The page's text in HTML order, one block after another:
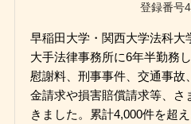
登録番号
早稲田大学・関西大学法科大
大手法律事務所に6年半勤務
慰謝料、刑事事件、交通事故
金請求や損害賠償請求等、さ
きました。累計4,000件を超